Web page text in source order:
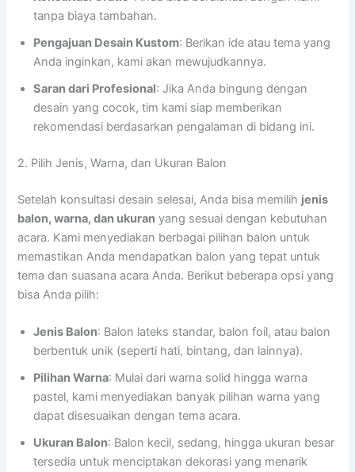
tanpa biaya tambahan.
Pengajuan Desain Kustom: Berikan ide atau tema yang
Anda inginkan, kami akan mewujudkannya.
Saran dari Profesional: Jika Anda bingung dengan
desain yang cocok, tim kami siap memberikan
rekomendasi berdasarkan pengalaman di bidang ini.
2. Pilih Jenis, Warna, dan Ukuran Balon
Setelah konsultasi desain selesai, Anda bisa memilih jenis
balon, warna, dan ukuran yang sesuai dengan kebutuhan
acara. Kami menyediakan berbagai pilihan balon untuk
memastikan Anda mendapatkan balon yang tepat untuk
tema dan suasana acara Anda. Berikut beberapa opsi yang
bisa Anda pilih:
Jenis Balon: Balon lateks standar, balon foil, atau balon
berbentuk unik (seperti hati, bintang, dan lainnya).
Pilihan Warna: Mulai dari warna solid hingga warna
pastel, kami menyediakan banyak pilihan warna yang
dapat disesuaikan dengan tema acara.
Ukuran Balon: Balon kecil, sedang, hingga ukuran besar
tersedia untuk menciptakan dekorasi yang menarik